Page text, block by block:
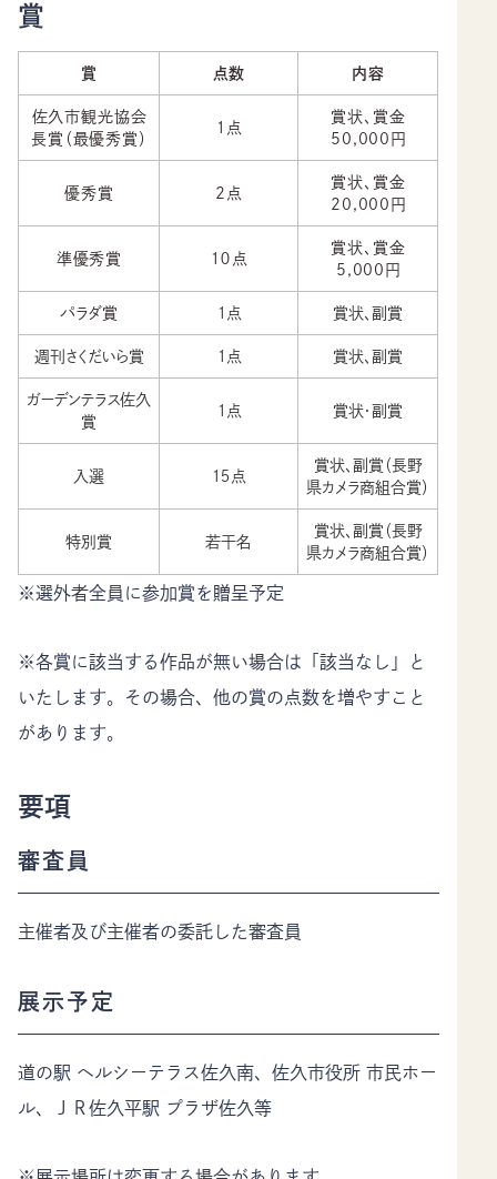
賞
賞 点数 内容
佐久市観光協会
長賞（最優秀賞）
１点
賞状、賞金
50,000円
優秀賞 2点
賞状、賞金
20,000円
準優秀賞 １０点
賞状、賞金
5,000円
パラダ賞 １点 賞状、副賞
週刊さくだいら賞 １点 賞状、副賞
ガーデンテラス佐久
賞
１点 賞状・副賞
入選 １５点
賞状、副賞（長野
県カメラ商組合賞）
特別賞 若干名
賞状、副賞（長野
県カメラ商組合賞）
※選外者全員に参加賞を贈呈予定
※各賞に該当する作品が無い場合は「該当なし」と
いたします。その場合、他の賞の点数を増やすこと
があります。
要項
審査員
主催者及び主催者の委託した審査員
展示予定
道の駅 ヘルシーテラス佐久南、佐久市役所 市民ホー
ル、ＪＲ佐久平駅 プラザ佐久等